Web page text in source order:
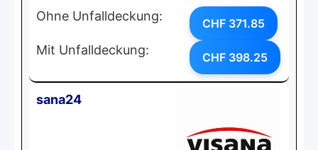
Ohne Unfalldeckung: CHF 371.85
Mit Unfalldeckung: CHF 398.25
sana24